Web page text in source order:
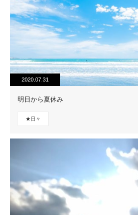
2020.07.31
明日から夏休み
★日々